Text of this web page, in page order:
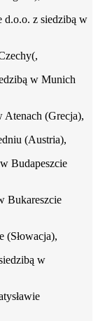
d.o.o. z siedzibą w
w Munich
Atenach (Grecja),
(Austria),
Budapeszcie
Bukareszcie
(Słowacja),
w